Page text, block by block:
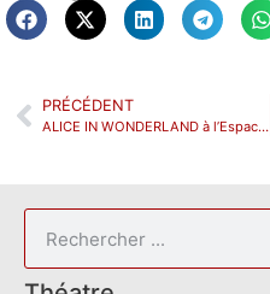
PRÉCÉDENT
ALICE IN WONDERLAND à l’Espace Alya.